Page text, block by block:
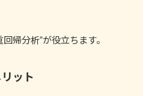
帰分析”が役立ちます。
ット